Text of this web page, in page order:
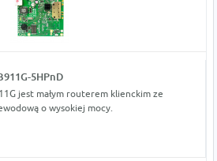
5HPnD
jest małym routerem klienckim ze
o wysokiej mocy.